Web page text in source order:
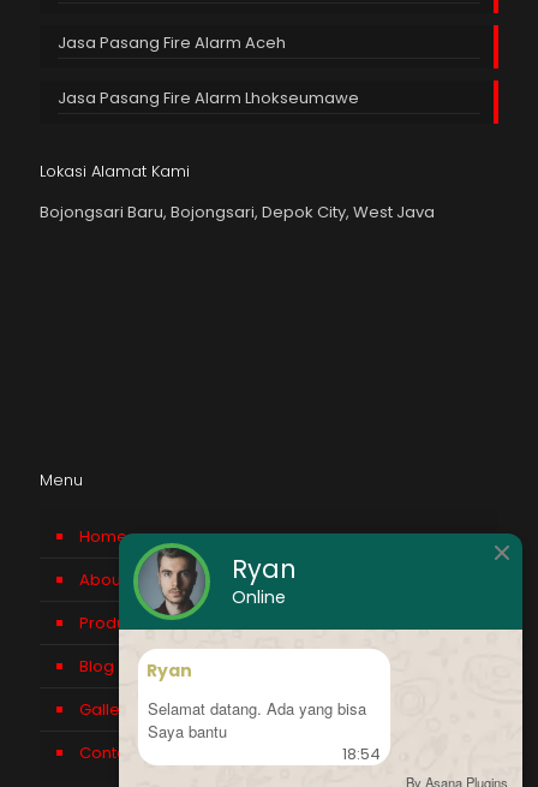
Jasa Pasang Fire Alarm Aceh
Jasa Pasang Fire Alarm Lhokseumawe
Lokasi Alamat Kami
Bojongsari Baru, Bojongsari, Depok City, West Java
Menu
Home
About us
Product
Blog
Gallery
Contact Us
Ryan
Online
Ryan
Selamat datang. Ada yang bisa
Saya bantu
18:54
By Asana Plugins